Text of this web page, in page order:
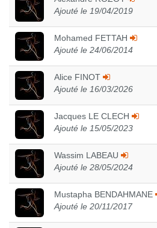
Ajouté le 19/04/2019
Mohamed FETTAH
Ajouté le 24/06/2014
Alice FINOT
Ajouté le 16/03/2026
Jacques LE CLECH
Ajouté le 15/05/2023
Wassim LABEAU
Ajouté le 28/05/2024
Mustapha BENDAHMANE
Ajouté le 20/11/2017